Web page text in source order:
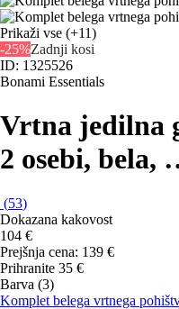
Prikaži vse (+11)
-25%Zadnji kosi
ID: 1325526
Bonami Essentials
Vrtna jedilna
2 osebi, bela,
(53)
Dokazana kakovost
104 €
Prejšnja cena: 139 €
Prihranite 35 €
Barva (3)
Komplet belega vrtnega